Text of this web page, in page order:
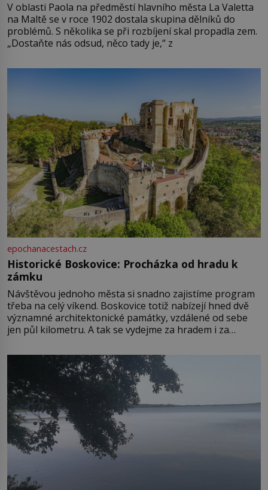
V oblasti Paola na předměstí hlavního města La Valetta
na Maltě se v roce 1902 dostala skupina dělníků do
problémů. S několika se při rozbíjení skal propadla zem.
„Dostaňte nás odsud, něco tady je,“ z
epochanacestach.cz
Historické Boskovice: Procházka od hradu k
zámku
Návštěvou jednoho města si snadno zajistíme program
třeba na celý víkend. Boskovice totiž nabízejí hned dvě
významné architektonické památky, vzdálené od sebe
jen půl kilometru. A tak se vydejme za hradem i za
Boskovice na okraji Drahanské vrchoviny vznikla někdy
ve13. století, a už v roce 1313 kronikáři zaznamenali